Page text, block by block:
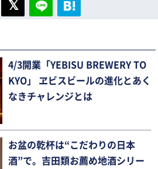
4/3開業「YEBISU BREWERY TO
KYO」 ヱビスビールの進化とあく
なきチャレンジとは
お盆の乾杯は“こだわりの日本
酒”で。吉田類お薦め地酒シリー